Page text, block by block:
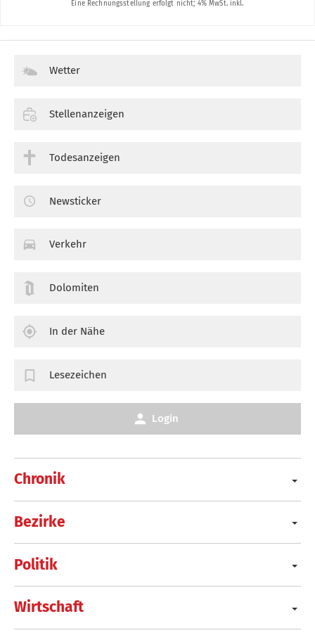
Chronik
Bezirke
Politik
Wirtschaft
Wetter
Stellenanzeigen
Todesanzeigen
Newsticker
Verkehr
Dolomiten
In der Nähe
Lesezeichen
Login